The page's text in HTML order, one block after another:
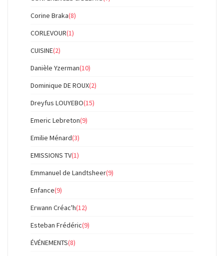
Corine Braka(8)
CORLEVOUR(1)
CUISINE(2)
Danièle Yzerman(10)
Dominique DE ROUX(2)
Dreyfus LOUYEBO(15)
Emeric Lebreton(9)
Emilie Ménard(3)
EMISSIONS TV(1)
Emmanuel de Landtsheer(9)
Enfance(9)
Erwann Créac'h(12)
Esteban Frédéric(9)
ÉVÉNEMENTS(8)